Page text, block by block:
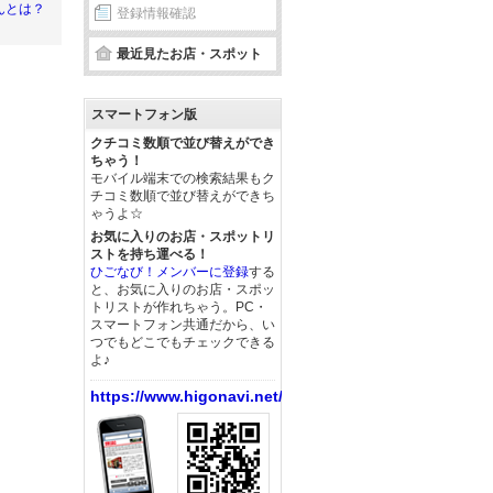
とは？ 登録情報確認
最近見たお店・スポット
スマートフォン版
クチコミ数順で並び替えができ
ちゃう！
モバイル端末での検索結果もク
チコミ数順で並び替えができち
ゃうよ☆
お気に入りのお店・スポットリ
ストを持ち運べる！
ひごなび！メンバーに登録する
と、お気に入りのお店・スポッ
トリストが作れちゃう。PC・
スマートフォン共通だから、い
つでもどこでもチェックできる
よ♪
https://www.higonavi.net/